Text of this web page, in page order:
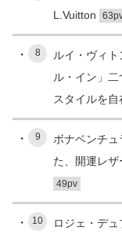
L.Vuitton
8
ルイ・ヴィ
ル・イン」
スタイルを自
9
ボナベンチ
た、開運レ
49pv
10
ロジェ・デュ